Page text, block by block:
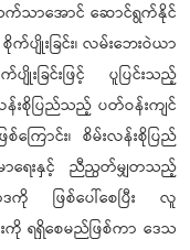
က်သာအောင် ဆောင်ရွက်နိုင်
စိုက်ပျိုးခြင်း၊ လမ်းဘေးဝဲယာ
းခြင်းဖြင့် ပူပြင်းသည့်
စိုပြည်သည့် ပတ်ဝန်းကျင်
ောင်း၊ စိမ်းလန်းစိုပြည်
မာရေးနှင့် ညီညွတ်မျှတသည့်
ကို ဖြစ်ပေါ်စေပြီး လူ
ကို ရရှိစေမည်ဖြစ်ကာ ဒေသ